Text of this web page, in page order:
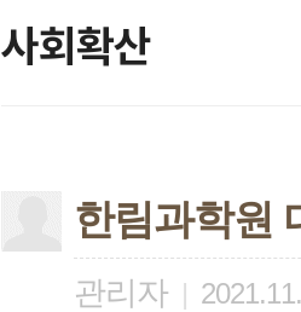
사회확산
한림과학원
관리자 |